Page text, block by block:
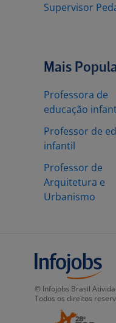
Supervisor
Mais
Professora de
educação
Professor de
infantil
Professor de
Arquitetura e
Urbanismo
© Infojobs Brasil
Todos os direitos